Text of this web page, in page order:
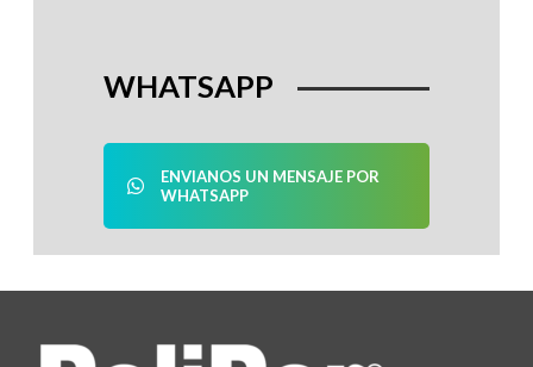
WHATSAPP
ENVIANOS UN MENSAJE POR
WHATSAPP